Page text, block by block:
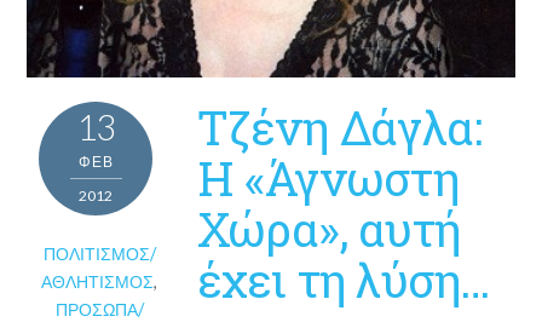
13
ΦΕΒ
2012
ΠΟΛΙΤΙΣΜΌΣ/
ΑΘΛΗΤΙΣΜΌΣ,
ΠΡΌΣΩΠΑ/
Τζένη Δάγλα:
Η «Άγνωστη
Χώρα», αυτή
έχει τη λύση…